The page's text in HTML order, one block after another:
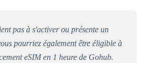
pas à s'activer ou présente un
pourriez également être éligible à
eSIM en 1 heure de Gohub.